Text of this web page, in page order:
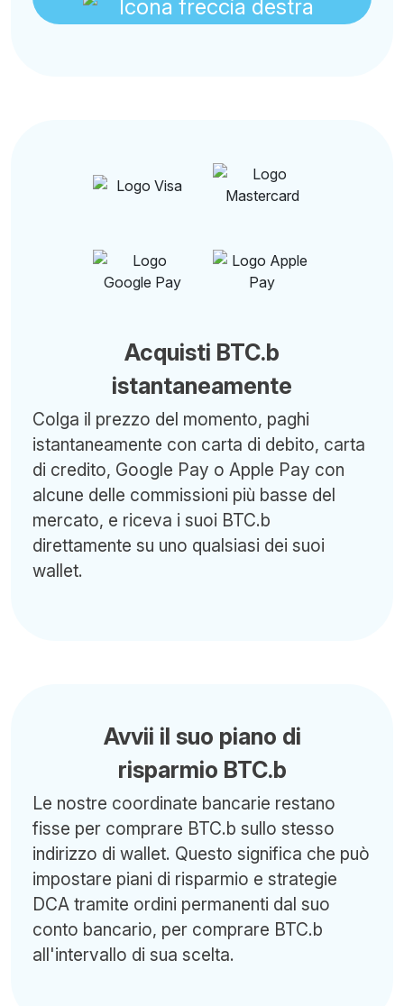
Acquisti BTC.b
istantaneamente
Colga il prezzo del momento, paghi
istantaneamente con carta di debito, carta
di credito, Google Pay o Apple Pay con
alcune delle commissioni più basse del
mercato, e riceva i suoi BTC.b
direttamente su uno qualsiasi dei suoi
wallet.
Avvii il suo piano di
risparmio BTC.b
Le nostre coordinate bancarie restano
fisse per comprare BTC.b sullo stesso
indirizzo di wallet. Questo significa che può
impostare piani di risparmio e strategie
DCA tramite ordini permanenti dal suo
conto bancario, per comprare BTC.b
all'intervallo di sua scelta.